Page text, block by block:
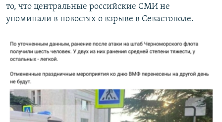
то, что центральные российские СМИ не
упоминали в новостях о взрыве в Севастополе.